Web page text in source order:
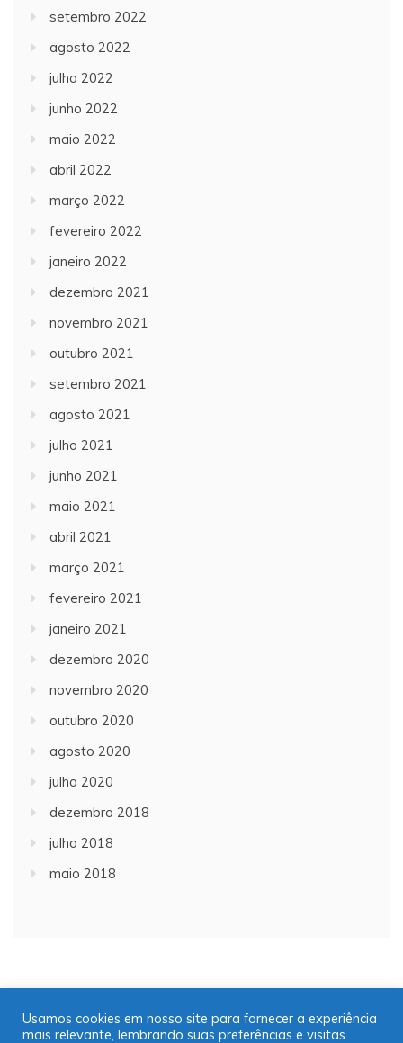
setembro 2022
agosto 2022
julho 2022
junho 2022
maio 2022
abril 2022
março 2022
fevereiro 2022
janeiro 2022
dezembro 2021
novembro 2021
outubro 2021
setembro 2021
agosto 2021
julho 2021
junho 2021
maio 2021
abril 2021
março 2021
fevereiro 2021
janeiro 2021
dezembro 2020
novembro 2020
outubro 2020
agosto 2020
julho 2020
dezembro 2018
julho 2018
maio 2018
Usamos cookies em nosso site para fornecer a experiência
mais relevante, lembrando suas preferências e visitas